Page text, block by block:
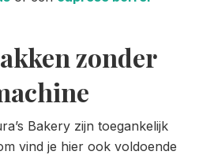
zonder
Bakery zijn toegankelijk
vind je hier ook voldoende